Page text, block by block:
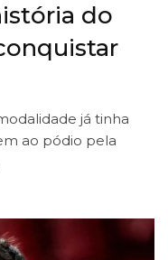
do
já tinha
ao pódio pela